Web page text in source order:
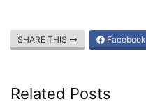
SHARE THIS Facebook
Related Posts